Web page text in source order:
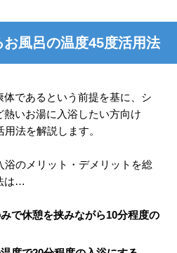
風呂の温度45度活用法
であるという前提を基に、シ
いお湯に入浴したい方向け
法を解説します。
浴のメリット・デメリットを総
は…
で休憩を挟みながら10分程度の